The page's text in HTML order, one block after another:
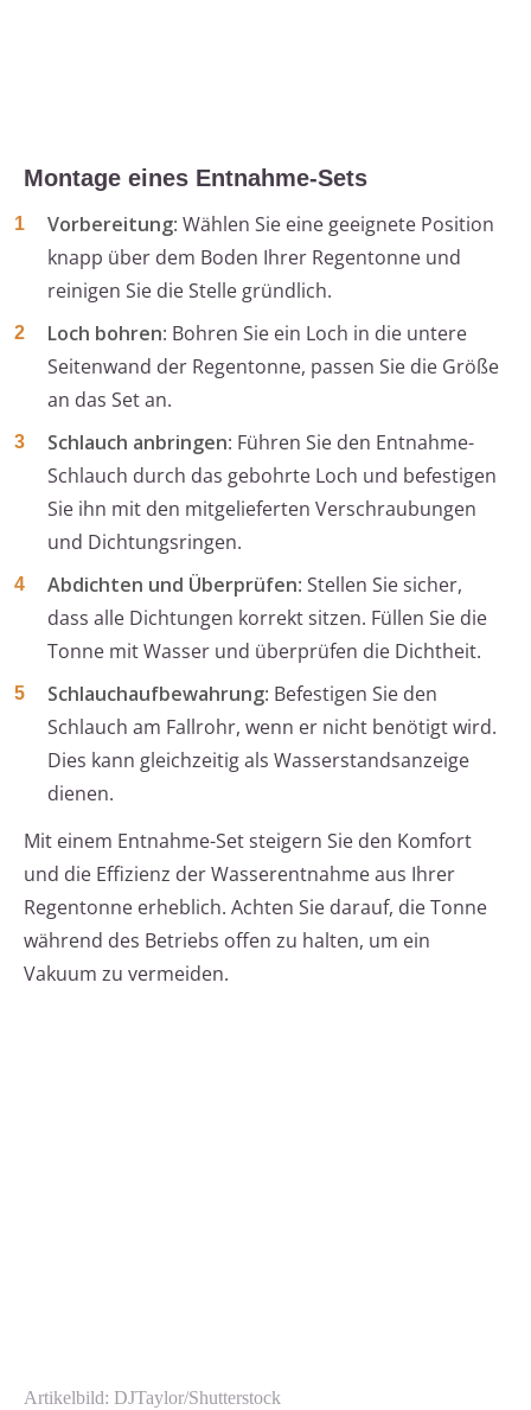
Montage eines Entnahme-Sets
Vorbereitung: Wählen Sie eine geeignete Position
knapp über dem Boden Ihrer Regentonne und
reinigen Sie die Stelle gründlich.
Loch bohren: Bohren Sie ein Loch in die untere
Seitenwand der Regentonne, passen Sie die Größe
an das Set an.
Schlauch anbringen: Führen Sie den Entnahme-
Schlauch durch das gebohrte Loch und befestigen
Sie ihn mit den mitgelieferten Verschraubungen
und Dichtungsringen.
Abdichten und Überprüfen: Stellen Sie sicher,
dass alle Dichtungen korrekt sitzen. Füllen Sie die
Tonne mit Wasser und überprüfen die Dichtheit.
Schlauchaufbewahrung: Befestigen Sie den
Schlauch am Fallrohr, wenn er nicht benötigt wird.
Dies kann gleichzeitig als Wasserstandsanzeige
dienen.
Mit einem Entnahme-Set steigern Sie den Komfort
und die Effizienz der Wasserentnahme aus Ihrer
Regentonne erheblich. Achten Sie darauf, die Tonne
während des Betriebs offen zu halten, um ein
Vakuum zu vermeiden.
Artikelbild: DJTaylor/Shutterstock